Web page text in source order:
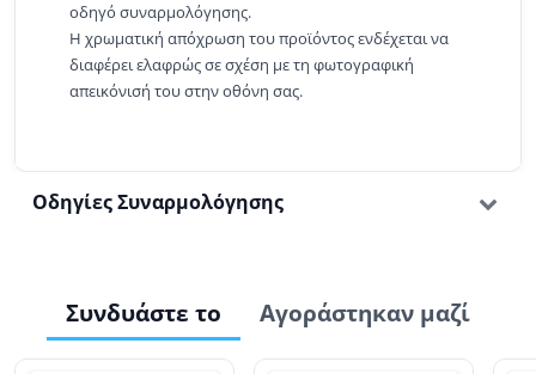
οδηγό συναρμολόγησης.
Η χρωματική απόχρωση του προϊόντος ενδέχεται να
διαφέρει ελαφρώς σε σχέση με τη φωτογραφική
απεικόνισή του στην οθόνη σας.
Οδηγίες Συναρμολόγησης
Συνδυάστε το Αγοράστηκαν μαζί